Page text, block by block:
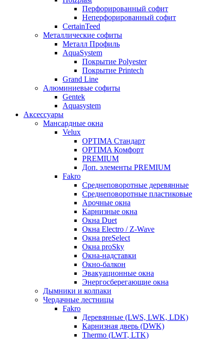
Перфорированный софит
Неперфорированный софит
CertainTeed
Металлические софиты
Металл Профиль
AquaSystem
Покрытие Polyester
Покрытие Printech
Grand Line
Алюминиевые софиты
Gentek
Aquasystem
Аксессуары
Мансардные окна
Velux
OPTIMA Стандарт
OPTIMA Комфорт
PREMIUM
Доп. элементы PREMIUM
Fakro
Cреднеповоротные деревянные
Cреднеповоротные пластиковые
Арочные окна
Карнизные окна
Окна Duet
Окна Electro / Z-Wave
Окна preSelect
Окна proSky
Окна-надставки
Окно-балкон
Эвакуационные окна
Энергосберегающие окна
Дымники и колпаки
Чердачные лестницы
Fakro
Деревянные (LWS, LWK, LDK)
Карнизная дверь (DWK)
Thermo (LWT, LTK)